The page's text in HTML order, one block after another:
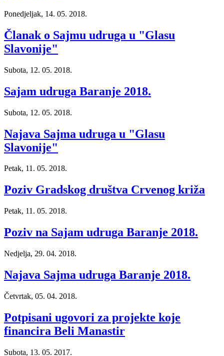
Ponedjeljak, 14. 05. 2018.
Članak o Sajmu udruga u "Glasu
Slavonije"
Subota, 12. 05. 2018.
Sajam udruga Baranje 2018.
Subota, 12. 05. 2018.
Najava Sajma udruga u "Glasu
Slavonije"
Petak, 11. 05. 2018.
Poziv Gradskog društva Crvenog križa
Petak, 11. 05. 2018.
Poziv na Sajam udruga Baranje 2018.
Nedjelja, 29. 04. 2018.
Najava Sajma udruga Baranje 2018.
Četvrtak, 05. 04. 2018.
Potpisani ugovori za projekte koje
financira Beli Manastir
Subota, 13. 05. 2017.